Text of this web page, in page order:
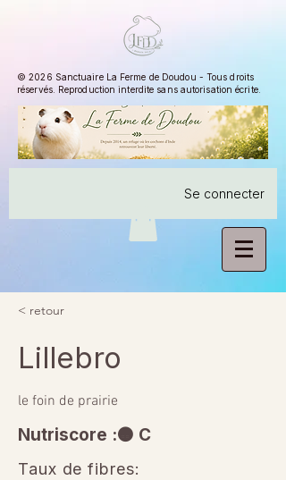
© 2026 Sanctuaire La Ferme de Doudou - Tous droits
réservés. Reproduction interdite sans autorisation écrite.
Se connecter
< retour
Lillebro
le foin de prairie
Nutriscore :🟠 C
Taux de fibres: